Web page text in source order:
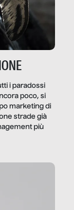
i paradossi
poco, si
marketing di
strade già
più